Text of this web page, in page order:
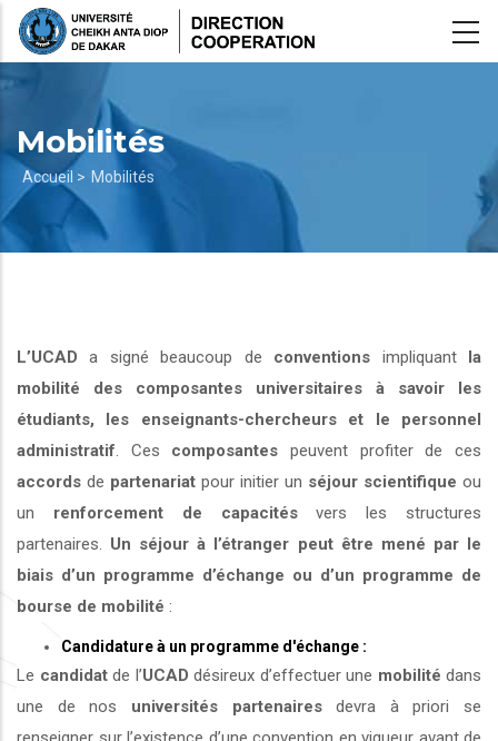
Aller
Mobilités
Fil
d'Ariane
Accueil > Mobilités
L’UCAD a signé beaucoup de conventions impliquant la
mobilité des composantes universitaires à savoir les
étudiants, les enseignants-chercheurs et le personnel
administratif . Ces composantes peuvent profiter de ces
accords de partenariat pour initier un séjour scientifique ou
un renforcement de capacitésvers les structures
partenaires. Un séjour à l’étranger peut être mené par le
biais d’un programme d’échange ou d’un programme de
bourse de mobilité :
Candidature à un programme d'échange :
Le candidatde l’UCAD désireux d’effectuer une mobilité dans
une de nos universités partenairesdevra à priori se